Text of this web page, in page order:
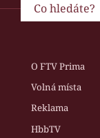
O FTV Prima
Volná místa
Reklama
HbbTV